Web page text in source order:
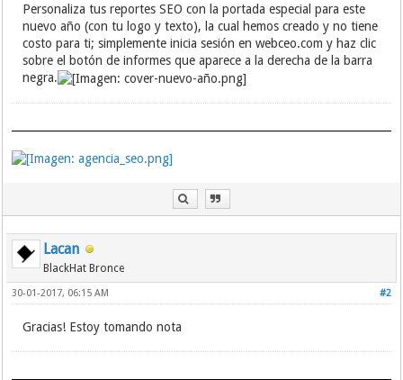
Personaliza tus reportes SEO con la portada especial para este
nuevo año (con tu logo y texto), la cual hemos creado y no tiene
costo para ti; simplemente inicia sesión en webceo.com y haz clic
sobre el botón de informes que aparece a la derecha de la barra
negra.
Lacan
BlackHat Bronce
#2
30-01-2017, 06:15 AM
Gracias! Estoy tomando nota